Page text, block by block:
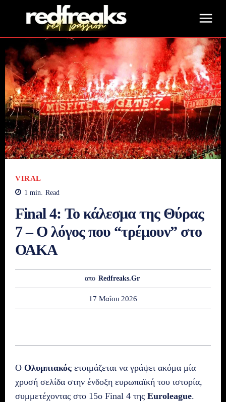
VIRAL
1 min. Read
Final 4: Το κάλεσμα της Θύρας
7 – Ο λόγος που “τρέμουν” στο
ΟΑΚΑ
απο Redfreaks.gr
17 Μαΐου 2026
Ο Ολυμπιακός ετοιμάζεται να γράψει ακόμα μία
χρυσή σελίδα στην ένδοξη ευρωπαϊκή του ιστορία,
συμμετέχοντας στο 15ο Final 4 της Euroleague.